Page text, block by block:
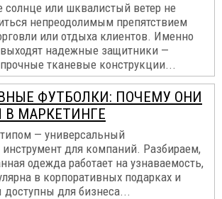
или шквалистый ветер не
непреодолимым препятствием
или отдыха клиентов. Именно
надежные защитники —
тканевые конструкции...
ФУТБОЛКИ: ПОЧЕМУ ОНИ
МАРКЕТИНГЕ
— универсальный
для компаний. Разбираем,
одежда работает на узнаваемость,
в корпоративных подарках и
доступны для бизнеса...